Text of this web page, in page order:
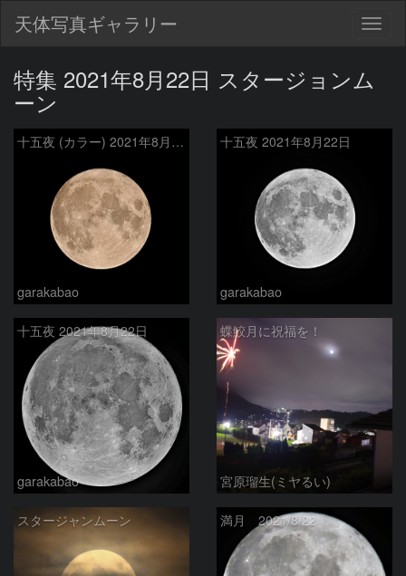
天体写真ギャラリー
特集 2021年8月22日 スタージョンム
ーン
十五夜 (カラー) 2021年8月22日
garakabao
十五夜 2021年8月22日
garakabao
十五夜 2021年8月22日
garakabao
蝶鮫月に祝福を！
宮原瑠生(ミヤるい)
スタージャンムーン 満月 2021/8/22